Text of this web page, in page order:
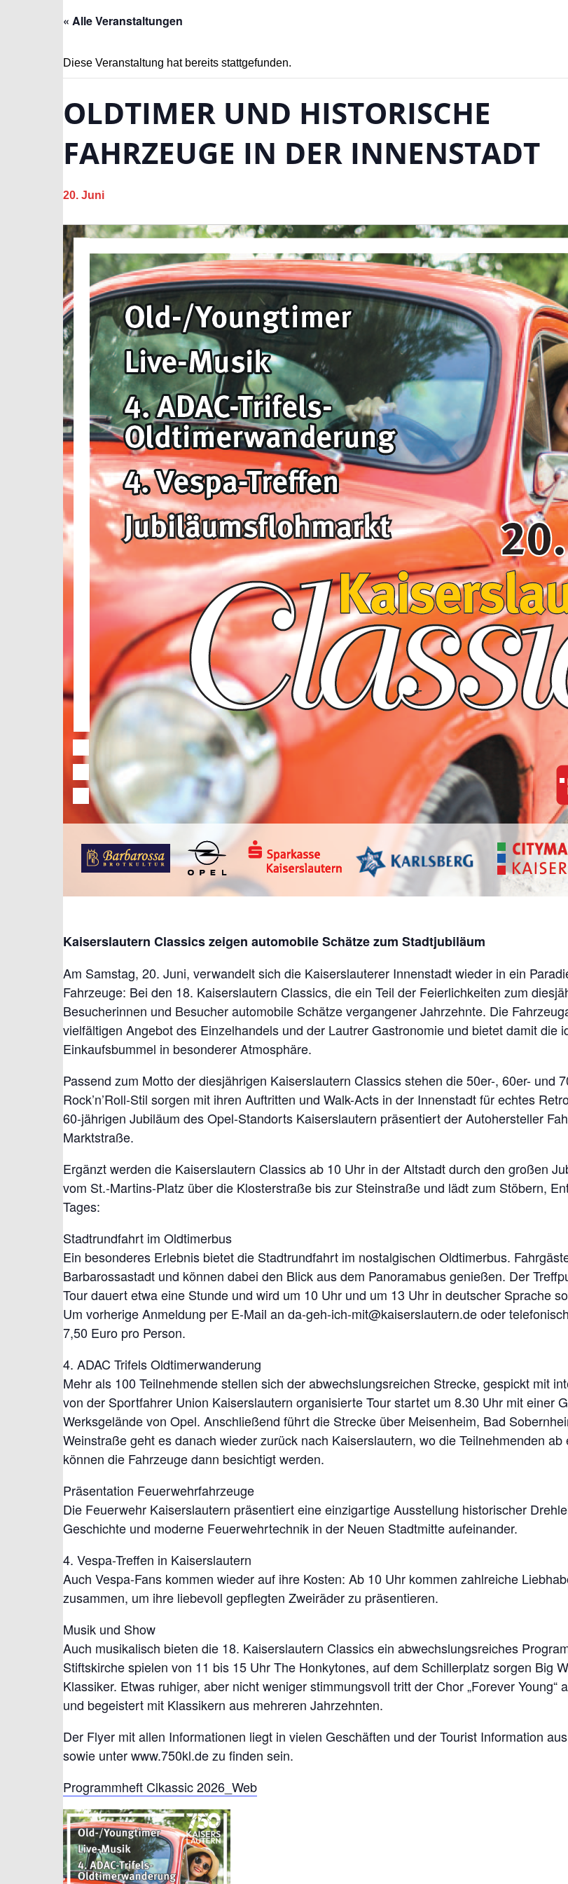
« Alle Veranstaltungen
Diese Veranstaltung hat bereits stattgefunden.
OLDTIMER UND HISTORISCHE
FAHRZEUGE IN DER INNENSTADT
20. Juni
Kaiserslautern Classics zeigen automobile Schätze zum Stadtjubiläum
Am Samstag, 20. Juni, verwandelt sich die Kaiserslauterer Innenstadt wieder in ein
Fahrzeuge: Bei den 18. Kaiserslautern Classics, die ein Teil der Feierlichkeiten zum
Besucherinnen und Besucher automobile Schätze vergangener Jahrzehnte. Die
vielfältigen Angebot des Einzelhandels und der Lautrer Gastronomie und bietet damit die
Einkaufsbummel in besonderer Atmosphäre.
Passend zum Motto der diesjährigen Kaiserslautern Classics stehen die 50er-, 60er- und
Rock’n’Roll-Stil sorgen mit ihren Auftritten und Walk-Acts in der Innenstadt für echtes
60-jährigen Jubiläum des Opel-Standorts Kaiserslautern präsentiert der Autohersteller
Marktstraße.
Ergänzt werden die Kaiserslautern Classics ab 10 Uhr in der Altstadt durch den großen
vom St.-Martins-Platz über die Klosterstraße bis zur Steinstraße und lädt zum Stöbern,
Tages:
Stadtrundfahrt im Oldtimerbus
Ein besonderes Erlebnis bietet die Stadtrundfahrt im nostalgischen Oldtimerbus.
Barbarossastadt und können dabei den Blick aus dem Panoramabus genießen. Der
Tour dauert etwa eine Stunde und wird um 10 Uhr und um 13 Uhr in deutscher Sprache
Um vorherige Anmeldung per E-Mail an da-geh-ich-mit@kaiserslautern.de oder
7,50 Euro pro Person.
4. ADAC Trifels Oldtimerwanderung
Mehr als 100 Teilnehmende stellen sich der abwechslungsreichen Strecke, gespickt mit
von der Sportfahrer Union Kaiserslautern organisierte Tour startet um 8.30 Uhr mit einer
Werksgelände von Opel. Anschließend führt die Strecke über Meisenheim, Bad
Weinstraße geht es danach wieder zurück nach Kaiserslautern, wo die Teilnehmenden
können die Fahrzeuge dann besichtigt werden.
Präsentation Feuerwehrfahrzeuge
Die Feuerwehr Kaiserslautern präsentiert eine einzigartige Ausstellung historischer
Geschichte und moderne Feuerwehrtechnik in der Neuen Stadtmitte aufeinander.
4. Vespa-Treffen in Kaiserslautern
Auch Vespa-Fans kommen wieder auf ihre Kosten: Ab 10 Uhr kommen zahlreiche
zusammen, um ihre liebevoll gepflegten Zweiräder zu präsentieren.
Musik und Show
Auch musikalisch bieten die 18. Kaiserslautern Classics ein abwechslungsreiches
Stiftskirche spielen von 11 bis 15 Uhr The Honkytones, auf dem Schillerplatz sorgen Big
Klassiker. Etwas ruhiger, aber nicht weniger stimmungsvoll tritt der Chor „Forever
und begeistert mit Klassikern aus mehreren Jahrzehnten.
Der Flyer mit allen Informationen liegt in vielen Geschäften und der Tourist Information
sowie unter www.750kl.de zu finden sein.
Programmheft Clkassic 2026_Web